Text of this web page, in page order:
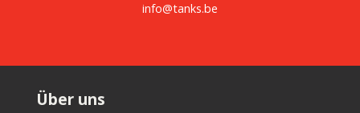
info@tanks.be
Über uns